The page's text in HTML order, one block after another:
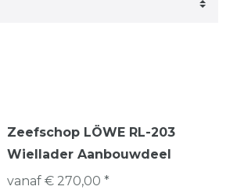
Zeefschop LÖWE RL-203
Wiellader Aanbouwdeel
vanaf € 270,00 *